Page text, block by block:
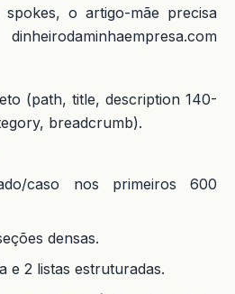
o artigo-mãe precisa
(path, title, description 140-
breadcrumb).
caso nos primeiros 600
densas.
e 2 listas estruturadas.